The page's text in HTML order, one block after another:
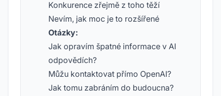
Konkurence zřejmě z toho těží
Nevím, jak moc je to rozšířené
Otázky:
Jak opravím špatné informace v AI
odpovědích?
Můžu kontaktovat přímo OpenAI?
Jak tomu zabráním do budoucna?